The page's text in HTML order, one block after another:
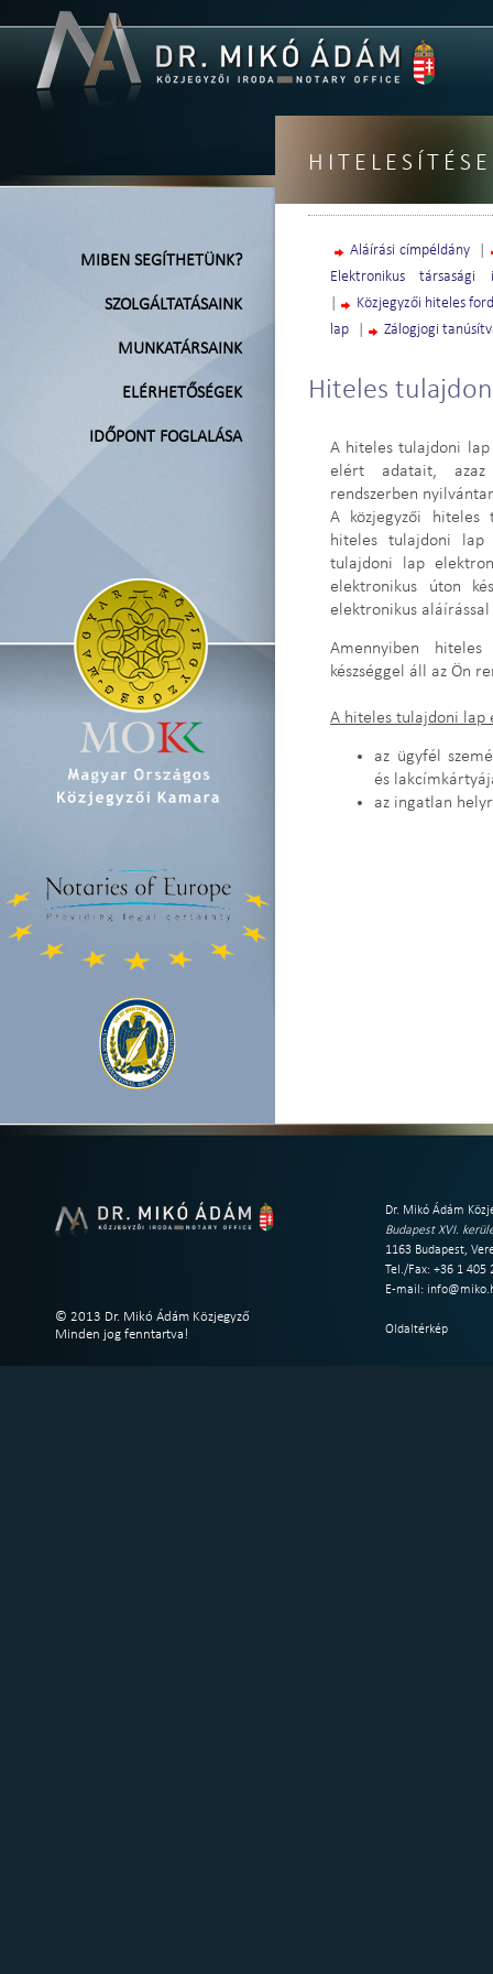
MIBEN SEGÍTHETÜNK?
SZOLGÁLTATÁSAINK
MUNKATÁRSAINK
ELÉRHETŐSÉGEK
IDŐPONT FOGLALÁSA
Aláírási címpéldány
Elektronikus társasági
Közjegyzői hiteles
lap
Zálogjogi
Hiteles
A hiteles tulajdoni lap
elért adatait, azaz
rendszerben
A közjegyzői
hiteles tulajdoni lap
tulajdoni lap
elektronikus úton
elektronikus
Amennyiben
készséggel áll az Ön
A hiteles tulajdoni lap
az ügyfél
és
az ingatlan
© 2013 Dr. Mikó Ádám Közjegyző
Minden jog fenntartva!
Dr. Mikó Ádám
Budapest XVI.
1163 Budapest,
Tel./Fax: +36 1 405
E-mail:
Oldaltérkép